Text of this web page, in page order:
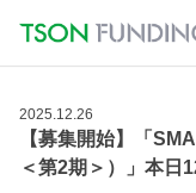
2025.12.26
【募集開始】「
＜第2期＞）」本日